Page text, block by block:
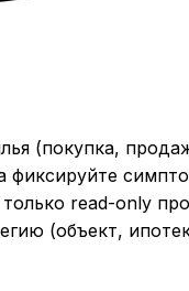
(покупка,
фиксируйте
read-only
(объект,